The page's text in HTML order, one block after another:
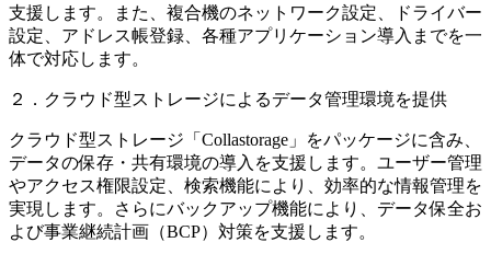
支援します。また、複合機のネットワーク設定、ドライバー
設定、アドレス帳登録、各種アプリケーション導入までを一
体で対応します。
２．クラウド型ストレージによるデータ管理環境を提供
クラウド型ストレージ「 Collastorage 」をパッケージに含み、
データの保存・共有環境の導入を支援します。ユーザー管理
やアクセス権限設定、検索機能により、効率的な情報管理を
実現します。さらにバックアップ機能により、データ保全お
よび事業継続計画（BCP）対策を支援します。